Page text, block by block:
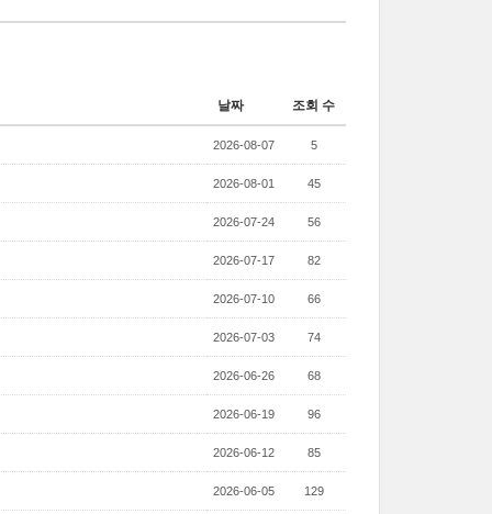
날짜 조회 수
2026-08-07 5
2026-08-01 45
2026-07-24 56
2026-07-17 82
2026-07-10 66
2026-07-03 74
2026-06-26 68
2026-06-19 96
2026-06-12 85
2026-06-05 129